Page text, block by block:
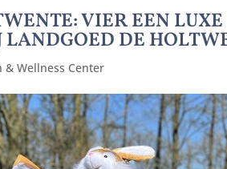
VIER EEN LUXE
DE
& Wellness Center